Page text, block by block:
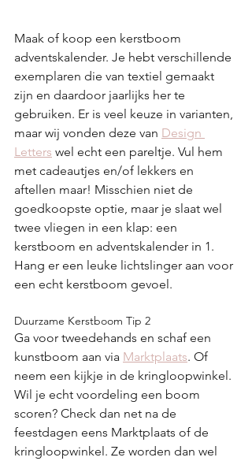
Maak of koop een kerstboom
adventskalender. Je hebt verschillende
exemplaren die van textiel gemaakt
zijn en daardoor jaarlijks her te
gebruiken. Er is veel keuze in varianten,
maar wij vonden deze van Design
Letters wel echt een pareltje. Vul hem
met cadeautjes en/of lekkers en
aftellen maar! Misschien niet de
goedkoopste optie, maar je slaat wel
twee vliegen in een klap: een
kerstboom en adventskalender in 1.
Hang er een leuke lichtslinger aan voor
een echt kerstboom gevoel.
Duurzame Kerstboom Tip 2
Ga voor tweedehands en schaf een
kunstboom aan via Marktplaats. Of
neem een kijkje in de kringloopwinkel.
Wil je echt voordeling een boom
scoren? Check dan net na de
feestdagen eens Marktplaats of de
kringloopwinkel. Ze worden dan wel